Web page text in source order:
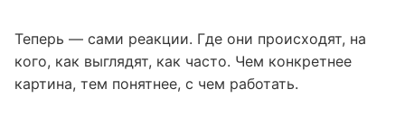
Теперь — сами реакции. Где они происходят, на
кого, как выглядят, как часто. Чем конкретнее
картина, тем понятнее, с чем работать.